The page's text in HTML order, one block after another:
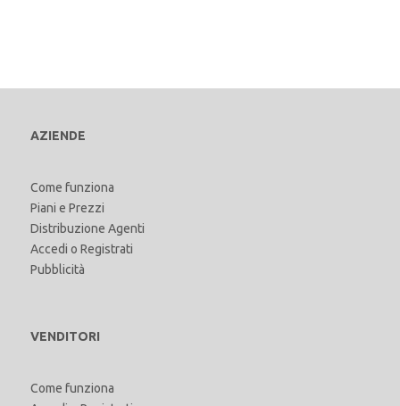
AZIENDE
Come funziona
Piani e Prezzi
Distribuzione Agenti
Accedi o Registrati
Pubblicità
VENDITORI
Come funziona